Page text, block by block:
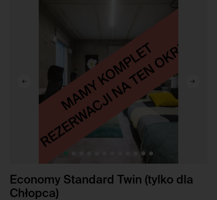
Economy Standard Twin (tylko dla
Chłopca)